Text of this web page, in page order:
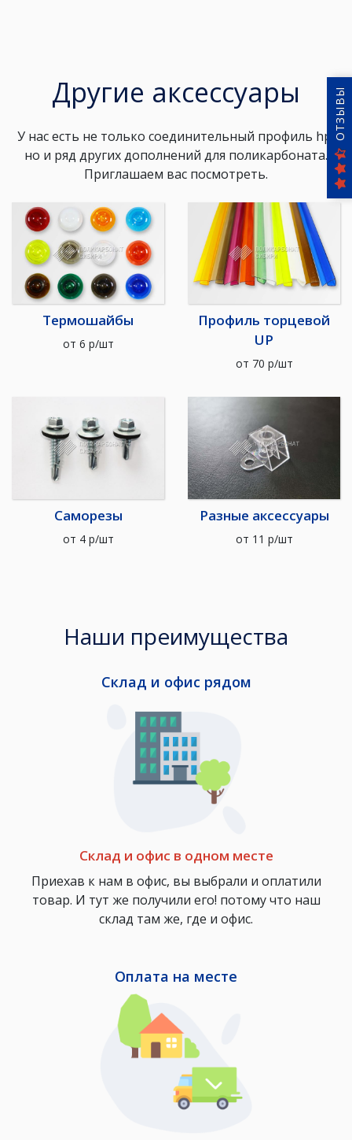
Другие аксессуары
У нас есть не только соединительный профиль hp,
но и ряд других дополнений для поликарбоната.
Приглашаем вас посмотреть.
Термошайбы
от 6 р/шт
Профиль торцевой
UP
от 70 р/шт
Саморезы
от 4р/шт
Разные аксессуары
от 11 р/шт
Наши преимущества
Склад и офис рядом
Склад и офис в одном месте
Приехав к нам в офис, вы выбрали и оплатили
товар. И тут же получили его! потому что наш
склад там же, где и офис.
Оплата на месте
ОТЗЫВЫ